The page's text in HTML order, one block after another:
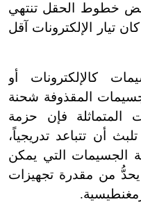
خطوط الحقل تنتهي
تيار الإلكترونات آقل
كالإلكترونات أو
المقذوفة شحنة
المتماثلة فإن حزمة
أن تتباعد تدريجياً،
الجسيمات التي يمكن
من مقدرة تجهيزات